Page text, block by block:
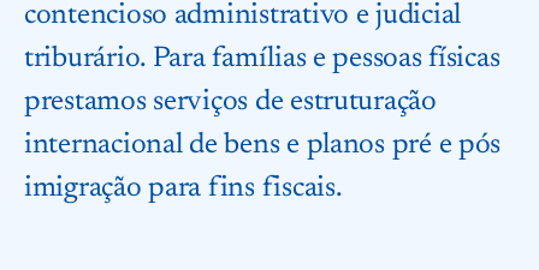
contencioso administrativo e judicial
triburário. Para famílias e pessoas físicas
prestamos serviços de estruturação
internacional de bens e planos pré e pós
imigração para fins fiscais.